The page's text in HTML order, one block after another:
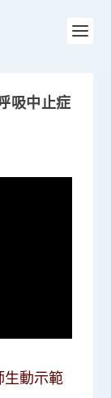
吸中止症
生動示範